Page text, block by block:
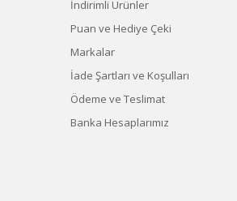
İndirimli Ürünler
Puan ve Hediye Çeki
Markalar
İade Şartları ve Koşulları
Ödeme ve Teslimat
Banka Hesaplarımız